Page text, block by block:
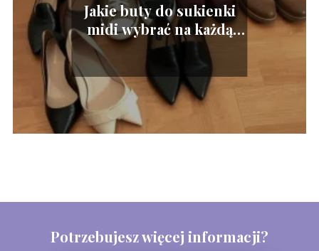
Jakie buty do sukienki
midi wybrać na każdą
porę roku?
Potrzebujesz więcej informacji?